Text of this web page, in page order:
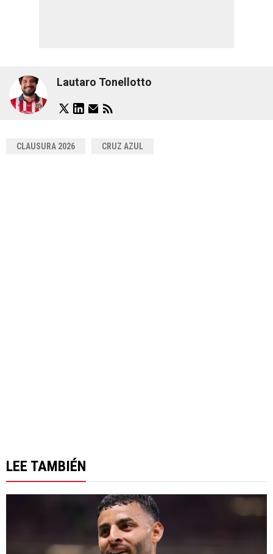
Lautaro Tonellotto
CLAUSURA 2026 CRUZ AZUL
LEE TAMBIÉN